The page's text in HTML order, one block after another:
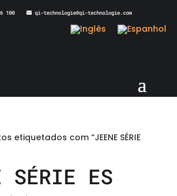
100 qi-technologie@qi-technologie.com
etiquetados com “JEENE SÉRIE
SÉRIE ES